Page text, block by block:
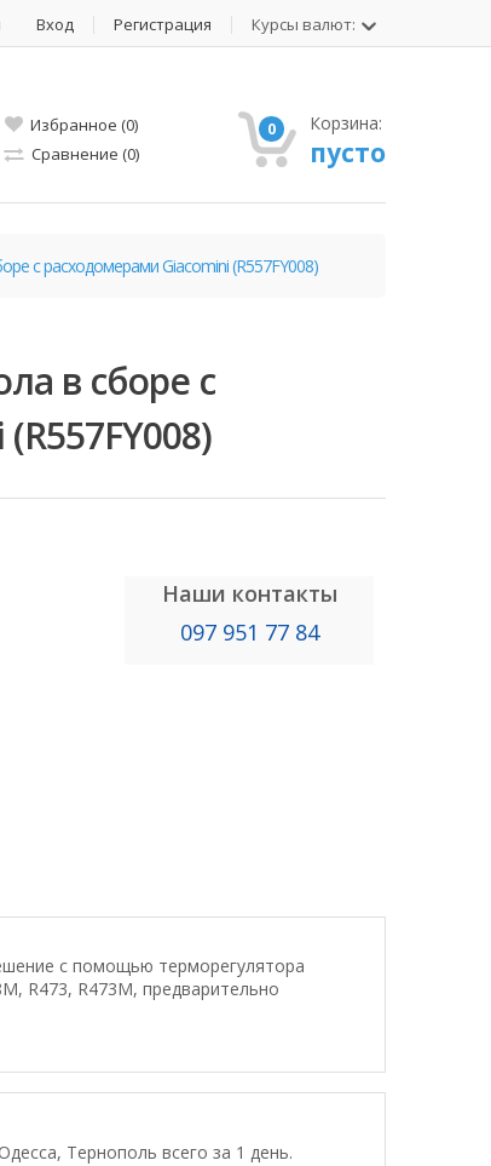
Вход Регистрация Курсы валют:
Избранное (0)
Сравнение (0)
0 Корзина:
пусто
с расходомерами Giacomini (R557FY008)
в сборе с
Наши контакты
097 951 77 84
с помощью терморегулятора
R473, R473M, предварительно
Тернополь всего за 1 день.